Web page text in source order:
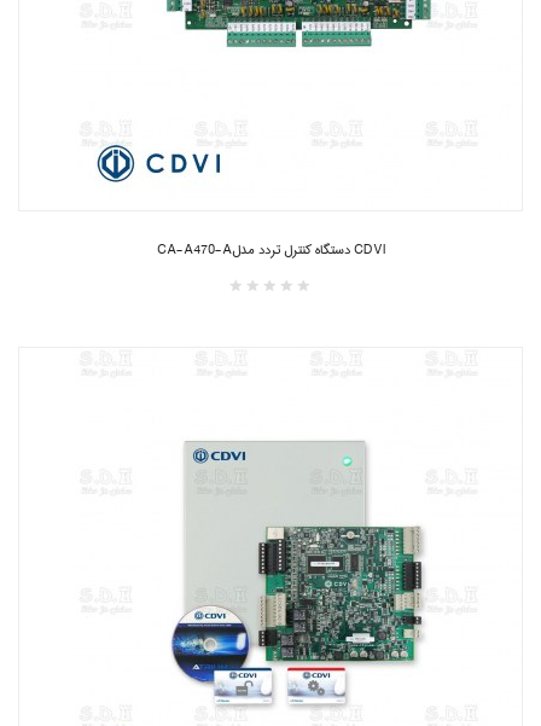
CDVI دستگاه کنترل تردد مدلCA-A470-A